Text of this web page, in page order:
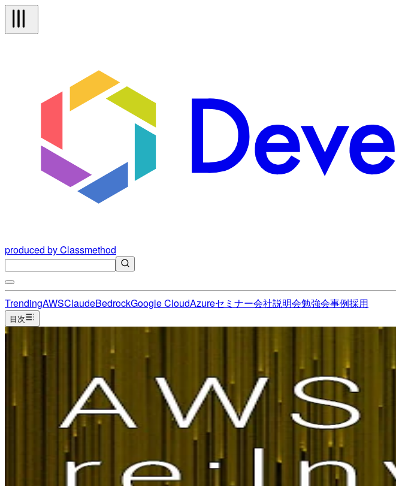
produced by Classmethod
TrendingAWSClaudeBedrockGoogle CloudAzureセミナー会社説明会勉強会事例採用
目次